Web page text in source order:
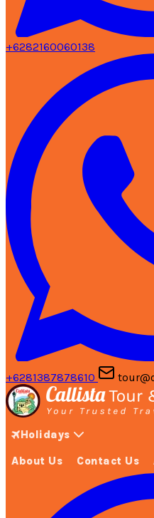
+6282160060138
+6281387878610
Holidays
About Us Contact Us